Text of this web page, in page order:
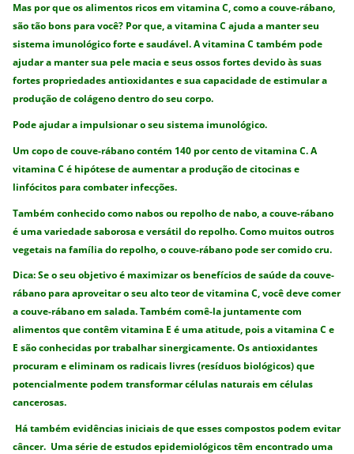
Mas por que os alimentos ricos em vitamina C, como a couve-rábano,
são tão bons para você? Por que, a vitamina C ajuda a manter seu
sistema imunológico forte e saudável. A vitamina C também pode
ajudar a manter sua pele macia e seus ossos fortes devido às suas
fortes propriedades antioxidantes e sua capacidade de estimular a
produção de colágeno dentro do seu corpo.
Pode ajudar a impulsionar o seu sistema imunológico.
Um copo de couve-rábano contém 140 por cento de vitamina C. A
vitamina C é hipótese de aumentar a produção de citocinas e
linfócitos para combater infecções.
Também conhecido como nabos ou repolho de nabo, a couve-rábano
é uma variedade saborosa e versátil do repolho. Como muitos outros
vegetais na família do repolho, o couve-rábano pode ser comido cru.
Dica: Se o seu objetivo é maximizar os benefícios de saúde da couve-
rábano para aproveitar o seu alto teor de vitamina C, você deve comer
a couve-rábano em salada. Também comê-la juntamente com
alimentos que contêm vitamina E é uma atitude, pois a vitamina C e
E são conhecidas por trabalhar sinergicamente. Os antioxidantes
procuram e eliminam os radicais livres (resíduos biológicos) que
potencialmente podem transformar células naturais em células
cancerosas.
Há também evidências iniciais de que esses compostos podem evitar
câncer. Uma série de estudos epidemiológicos têm encontrado uma